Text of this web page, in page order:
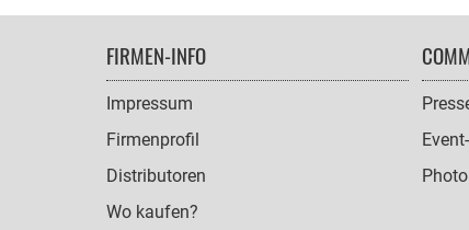
FOOTER
NAVIGATION
FIRMEN-INFO
Impressum
Firmenprofil
Distributoren
Wo kaufen?